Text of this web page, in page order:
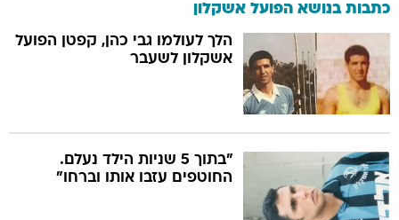
כתבות בנושא הפועל אשקלון
הלך לעולמו גבי כהן, קפטן הפועל
אשקלון לשעבר
"בתוך 5 שניות הילד נעלם.
החוטפים עזבו אותו וברחו"